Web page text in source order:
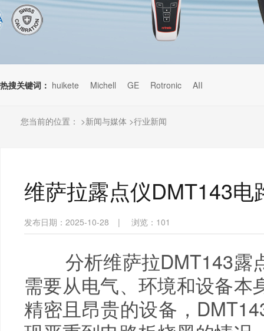
热搜关键词： huikete Michell GE Rotronic AII
您当前的位置： >新闻与媒体 >行业新闻
维萨拉露点仪DMT143
发布日期：2025-10-28 | 浏览： 101
分析维萨拉DMT143露
需要从电气、环境和设备本
精密且昂贵的设备，